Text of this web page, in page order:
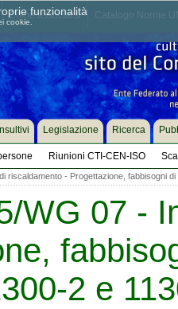
Come associarsi
Riunioni CTI-CEN-ISO
Legislazione Ricerca
riscaldamento - Progettazione, fabbisogni
WG 07 -
2 e
funzionalità
cookie.